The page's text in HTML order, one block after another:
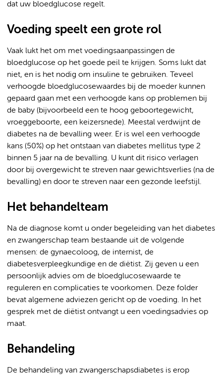
dat uw bloedglucose regelt.
Voeding speelt een grote rol
Vaak lukt het om met voedingsaanpassingen de
bloedglucose op het goede peil te krijgen. Soms lukt dat
niet, en is het nodig om insuline te gebruiken. Teveel
verhoogde bloedglucosewaardes bij de moeder kunnen
gepaard gaan met een verhoogde kans op problemen bij
de baby (bijvoorbeeld een te hoog geboortegewicht,
vroeggeboorte, een keizersnede). Meestal verdwijnt de
diabetes na de bevalling weer. Er is wel een verhoogde
kans (50%) op het ontstaan van diabetes mellitus type 2
binnen 5 jaar na de bevalling. U kunt dit risico verlagen
door bij overgewicht te streven naar gewichtsverlies (na de
bevalling) en door te streven naar een gezonde leefstijl.
Het behandelteam
Na de diagnose komt u onder begeleiding van het diabetes
en zwangerschap team bestaande uit de volgende
mensen: de gynaecoloog, de internist, de
diabetesverpleegkundige en de diëtist. Zij geven u een
persoonlijk advies om de bloedglucosewaarde te
reguleren en complicaties te voorkomen. Deze folder
bevat algemene adviezen gericht op de voeding. In het
gesprek met de diëtist ontvangt u een voedingsadvies op
maat.
Behandeling
De behandeling van zwangerschapsdiabetes is erop